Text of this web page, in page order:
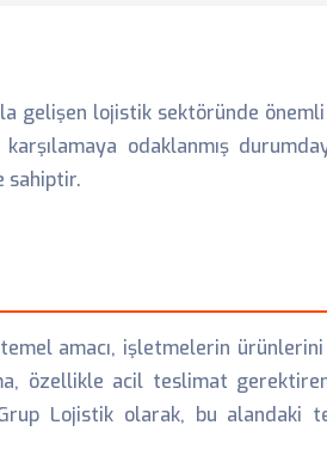
gelişen lojistik sektöründe
odaklanmış
sahiptir.
amacı, işletmelerin
özellikle acil teslimat
Lojistik olarak, bu alandaki